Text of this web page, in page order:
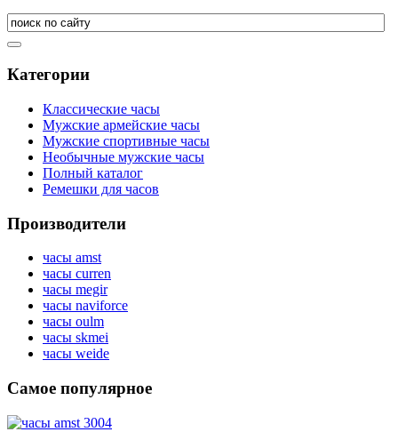
Категории
Классические часы
Мужские армейские часы
Мужские спортивные часы
Необычные мужские часы
Полный каталог
Ремешки для часов
Производители
часы amst
часы curren
часы megir
часы naviforce
часы oulm
часы skmei
часы weide
Самое популярное